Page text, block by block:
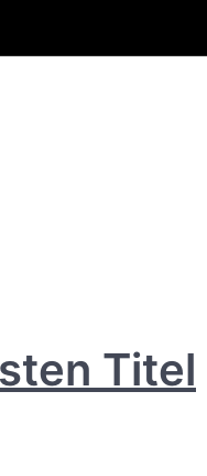
Titel